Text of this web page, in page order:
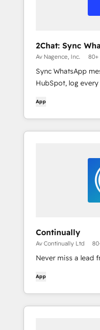
2Chat: Sync
Calls to HubSpot
Av Nagence, Inc. 80+
Sync WhatsApp
HubSpot, log
directly from
Chrome extension.
App
Continually
Av Continually Ltd
Never miss a lead
App